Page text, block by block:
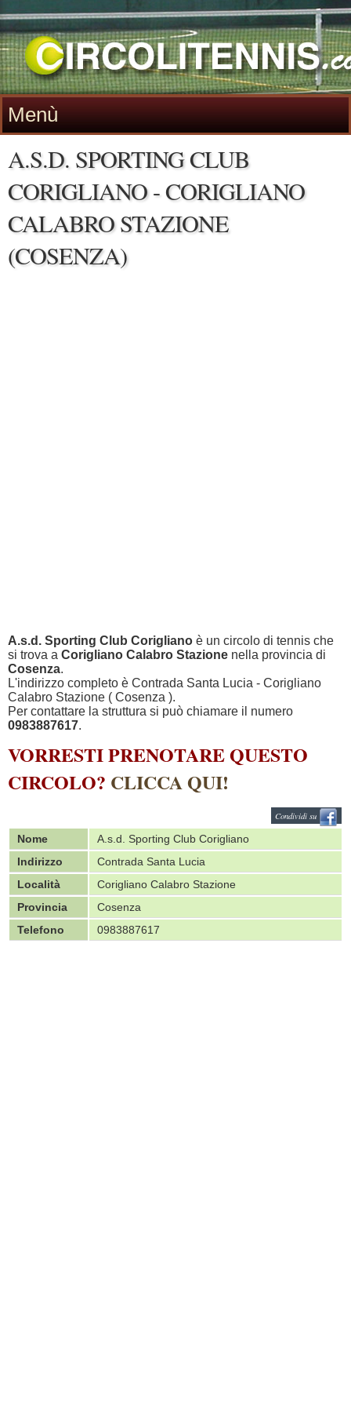
Menù
A.S.D. SPORTING CLUB
CORIGLIANO - CORIGLIANO
CALABRO STAZIONE
(COSENZA)
A.s.d. Sporting Club Corigliano è un circolo di tennis che
si trova a Corigliano Calabro Stazione nella provincia di
Cosenza.
L'indirizzo completo è Contrada Santa Lucia - Corigliano
Calabro Stazione ( Cosenza ).
Per contattare la struttura si può chiamare il numero
0983887617.
VORRESTI PRENOTARE QUESTO
CIRCOLO? CLICCA QUI!
Condividi su
Nome
A.s.d. Sporting Club Corigliano
Indirizzo
Contrada Santa Lucia
Località
Corigliano Calabro Stazione
Provincia
Cosenza
Telefono
0983887617